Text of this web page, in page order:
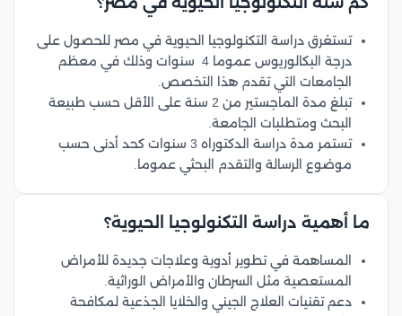
تستغرق دراسة التكنولوجيا الحيوية في مصر للحصول على
درجة البكالوريوس عموما 4 سنوات وذلك في معظم
الجامعات التي تقدم هذا التخصص.
تبلغ مدة الماجستير من 2 سنة على الأقل حسب طبيعة
البحث ومتطلبات الجامعة.
تستمر مدة دراسة الدكتوراه 3 سنوات كحد أدنى حسب
موضوع الرسالة والتقدم البحثي عموما.
ما أهمية دراسة التكنولوجيا الحيوية؟
المساهمة في تطوير أدوية وعلاجات جديدة للأمراض
المستعصية مثل السرطان والأمراض الوراثية.
دعم تقنيات العلاج الجيني والخلايا الجذعية لمكافحة